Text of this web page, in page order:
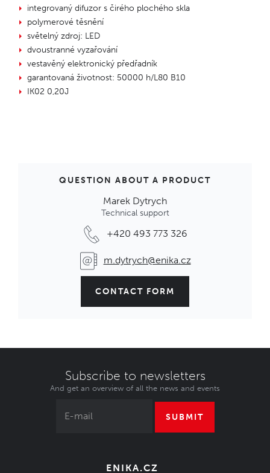
integrovaný difuzor s čirého plochého skla
polymerové těsnění
světelný zdroj: LED
dvoustranné vyzařování
vestavěný elektronický předřadník
garantovaná životnost: 50000 h/L80 B10
IK02 0,20J
QUESTION ABOUT A PRODUCT
Marek Dytrych
Technical support
+420 493 773 326
m.dytrych@enika.cz
CONTACT FORM
Subscribe to newsletters
And get an overview of all the news and events
SUBMIT
ENIKA.CZ